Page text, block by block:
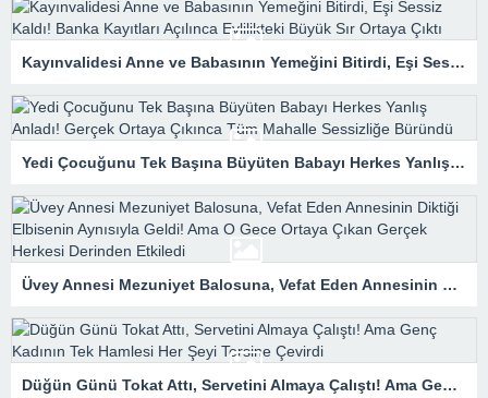
Kayınvalidesi Anne ve Babasının Yemeğini Bitirdi, Eşi Sessiz Kaldı! Banka Kayıtları Açılınca Evlilikteki Büyük Sır Ortaya Çıktı
Yedi Çocuğunu Tek Başına Büyüten Babayı Herkes Yanlış Anladı! Gerçek Ortaya Çıkınca Tüm Mahalle Sessizliğe Büründü
Üvey Annesi Mezuniyet Balosuna, Vefat Eden Annesinin Diktiği Elbisenin Aynısıyla Geldi! Ama O Gece Ortaya Çıkan Gerçek Herkesi Derinden Etkiledi
Düğün Günü Tokat Attı, Servetini Almaya Çalıştı! Ama Genç Kadının Tek Hamlesi Her Şeyi Tersine Çevirdi